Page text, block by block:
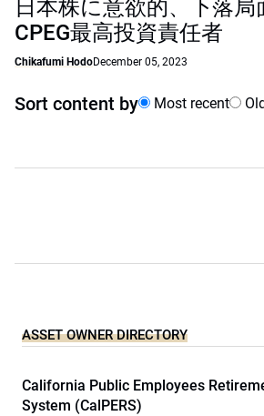
日本株に意欲的、下落局
CPEG最高投資責任者
Chikafumi HodoDecember 05, 2023
Sort content by Most recent
ASSET OWNER DIRECTORY
California Public Employees
System (CalPERS)